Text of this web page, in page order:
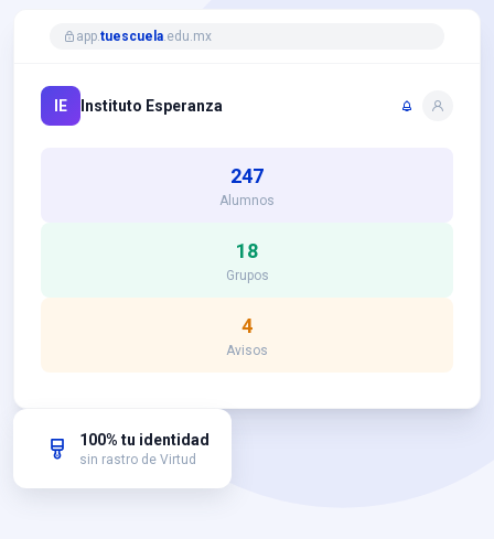
app.tuescuela.edu.mx
IE Instituto Esperanza
247
Alumnos
18
Grupos
4
Avisos
100% tu identidad
sin rastro de Virtud